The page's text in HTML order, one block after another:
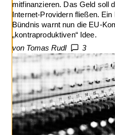
mitfinanzieren. Das Geld soll
Internet-Providern fließen.
Bündnis warnt nun die EU-
„kontraproduktiven“ Idee.
von Tomas Rudl
3